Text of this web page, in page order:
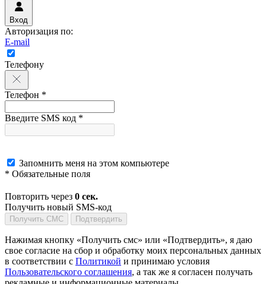
Вход
Авторизация по:
E-mail
Телефону
Телефон *
Введите SMS код *
Запомнить меня на этом компьютере
* Обязательные поля
Повторить через 0 сек.
Получить новый SMS-код
Получить СМС Подтвердить
Нажимая кнопку «Получить смс» или «Подтвердить», я даю
свое согласие на сбор и обработку моих персональных данных
в соответствии с Политикой и принимаю условия
Пользовательского соглашения, а так же я согласен получать